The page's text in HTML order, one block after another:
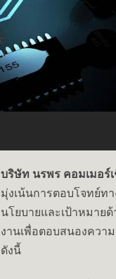
บริษัท นรพร คอมเมอร์
มุ่งเน้นการตอบโจทย์ท
นโยบายและเป้าหมาย
งานเพื่อตอบสนองควา
ดังนี้